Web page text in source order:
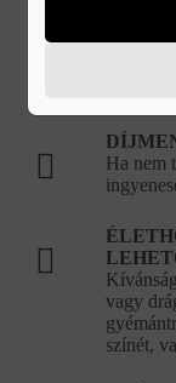
Ha nem
vagy
színét,